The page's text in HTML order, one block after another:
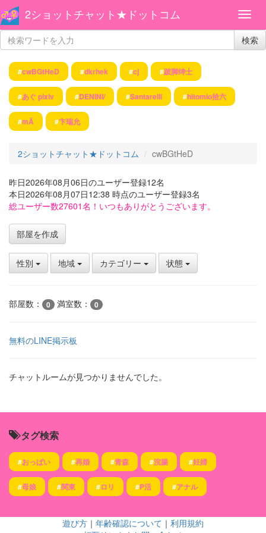
2ショットチャット★ドットコム
検索
#cwBGtHeD #dkrhek #cj #跛脚绅士
#あぐ pixiv #DENINI/ #Santarelli #hitomio拾六
#mÃ #卞瑞允
2ショットチャット★ドットコム cwBGtHeD
昨日2026年08月06日のユーザー登録12名
本日2026年08月07日12:38 時点のユーザー登録3名
総ユーザー数27601名！いつもありがとうございます。
部屋を作成
性別 地域 カテゴリー 状態
部屋数： 0 満室数： 0
無料のLINE掲示板
チャットルームが見つかりませんでした。
タグ検索
#おっぱい #再婚 #青森 #浣腸 #妊婦
#母娘 #関東 #ロリ #P活 #アナル
遊び方 ｜ 年齢確認について ｜ 利用規約